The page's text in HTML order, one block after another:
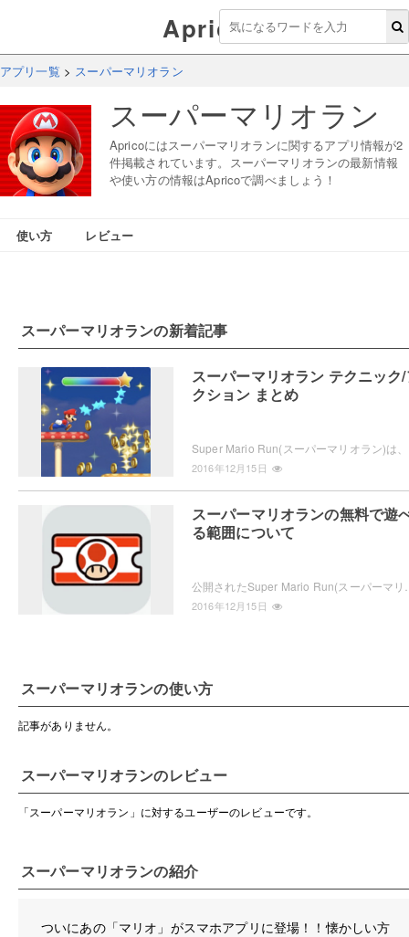
Aprico
アプリ一覧 > スーパーマリオラン
スーパーマリオラン
Apricoにはスーパーマリオランに関するアプリ情報が2
件掲載されています。スーパーマリオランの最新情報
や使い方の情報はApricoで調べましょう！
使い方 レビュー
スーパーマリオランの新着記事
スーパーマリオラン テクニック
クション まとめ
2016年12月15日
スーパーマリオランの無料で遊
る範囲について
2016年12月15日
スーパーマリオランの使い方
記事がありません。
スーパーマリオランのレビュー
「スーパーマリオラン 」に対するユーザーのレビューです。
スーパーマリオランの紹介
ついにあの「マリオ」がスマホアプリに登場！！懐かしい方